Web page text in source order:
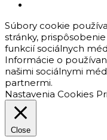
Súbory cookie
stránky,
funkcií sociálnych
Informácie o
našimi sociálnymi
partnermi.
Nastavenia Cookies
Close